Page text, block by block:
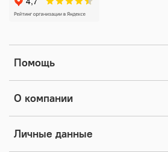
Помощь
О компании
Личные данные